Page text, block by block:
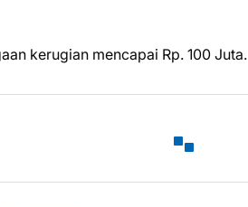
kerugian mencapai Rp. 100 Juta.